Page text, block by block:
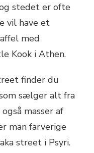
stedet er ofte
vil have et
med
Kook i Athen.
finder du
sælger alt fra
masser af
man farverige
street i Psyri.